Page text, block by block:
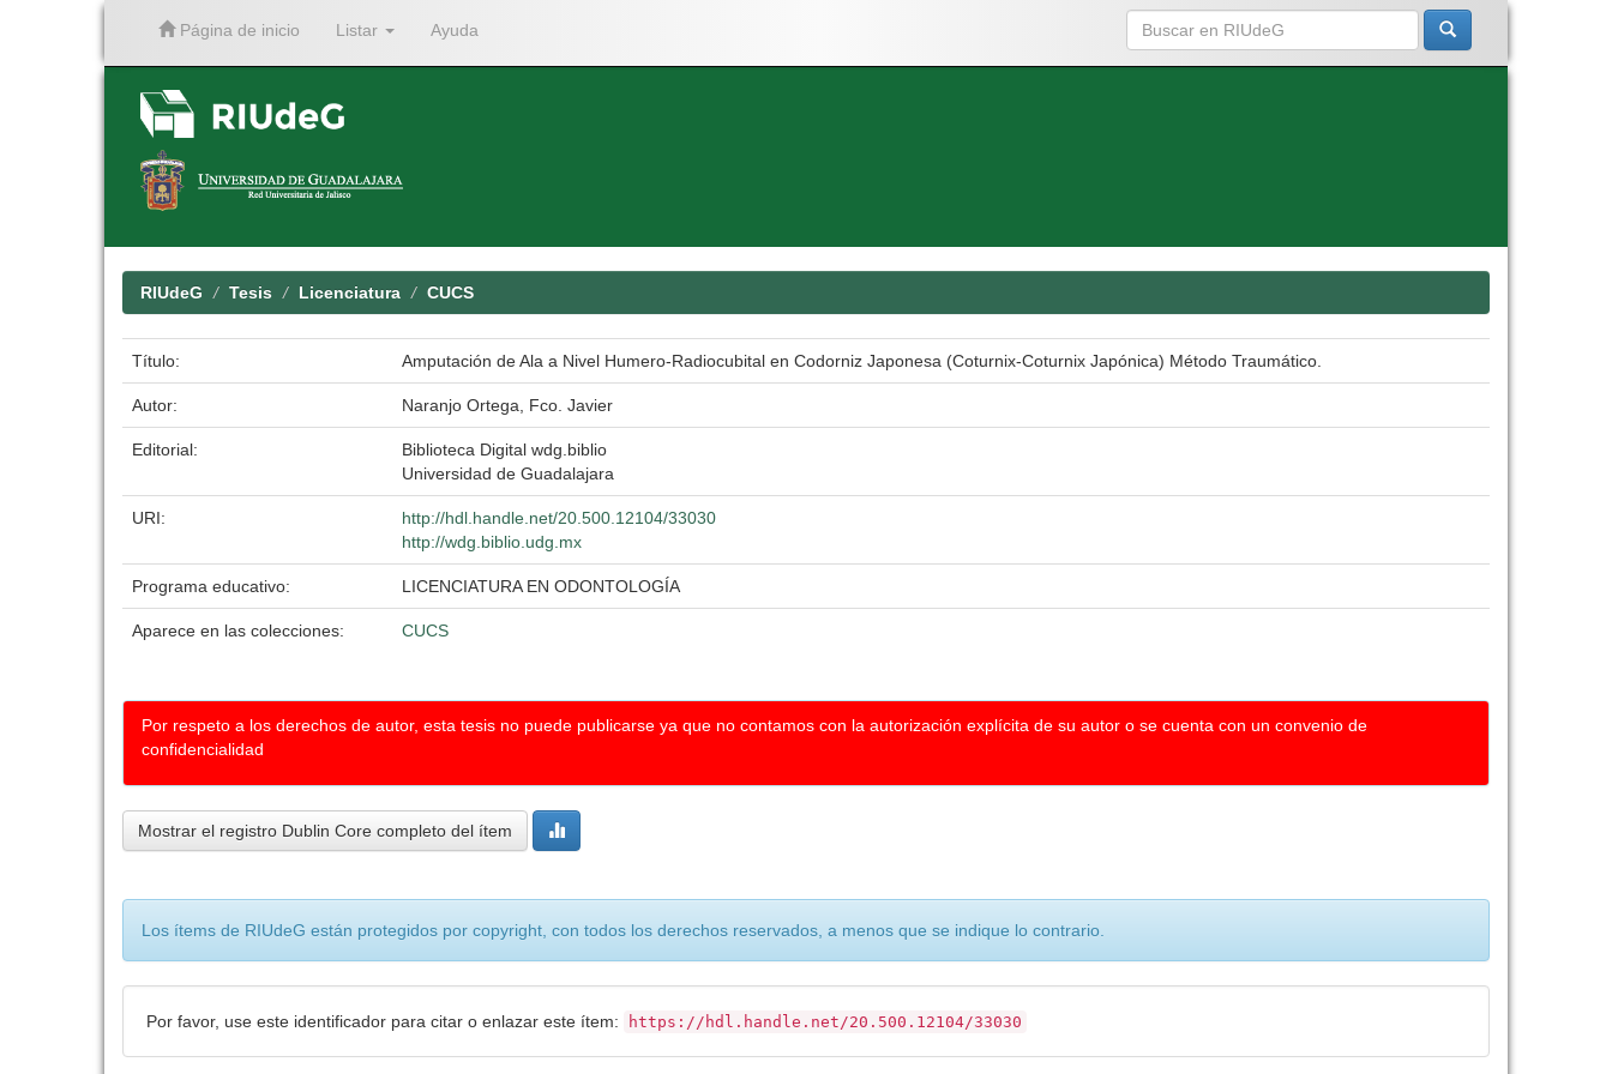
Página de inicio Listar Ayuda
RIUdeG Tesis Licenciatura CUCS
Título: Amputación de Ala a Nivel Humero-Radiocubital en Codorniz Japonesa (Coturnix-Coturnix Japónica) Método Traumático.
Autor: Naranjo Ortega, Fco. Javier
Editorial:
Biblioteca Digital wdg.biblio
Universidad de Guadalajara
URI:
http://hdl.handle.net/20.500.12104/33030
http://wdg.biblio.udg.mx
Programa educativo: LICENCIATURA EN ODONTOLOGÍA
Aparece en las colecciones: CUCS
Por respeto a los derechos de autor, esta tesis no puede publicarse ya que no contamos con la autorización explícita de su autor o se cuenta con un convenio de
confidencialidad
Mostrar el registro Dublin Core completo del ítem
Los ítems de RIUdeG están protegidos por copyright, con todos los derechos reservados, a menos que se indique lo contrario.
Por favor, use este identificador para citar o enlazar este ítem: https://hdl.handle.net/20.500.12104/33030